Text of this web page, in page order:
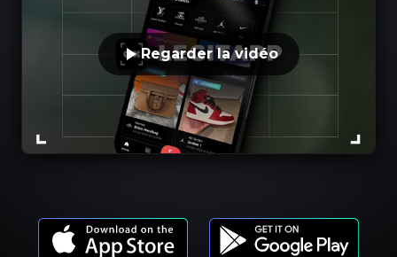
Regarder la vidéo